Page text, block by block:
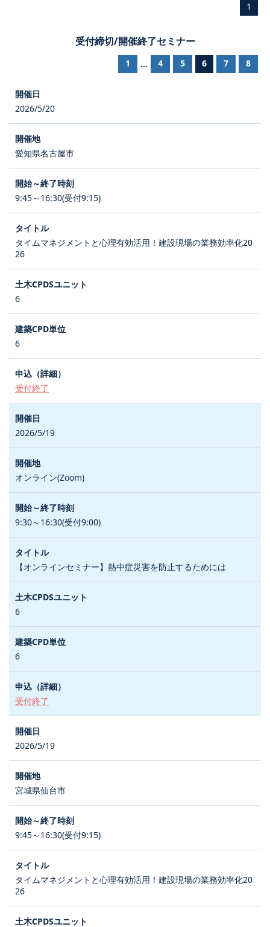
1
受付締切/開催終了セミナー
1 ... 4 5 6 7 8
2026/5/20
愛知県名古屋市
9:45～16:30(受付9:15)
タイムマネジメントと心理有効活用！建設現場の業務効率化20
26
6
6
受付終了
2026/5/19
オンライン(Zoom)
9:30～16:30(受付9:00)
【オンラインセミナー】熱中症災害を防止するためには
6
6
受付終了
2026/5/19
宮城県仙台市
9:45～16:30(受付9:15)
タイムマネジメントと心理有効活用！建設現場の業務効率化20
26